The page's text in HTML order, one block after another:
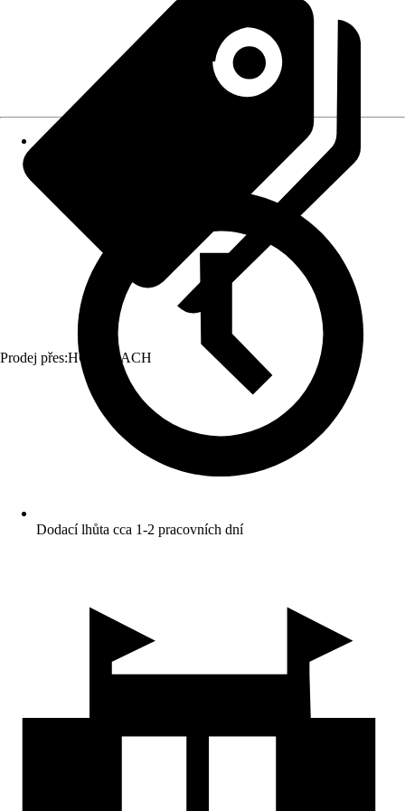
Prodej přes:HORNBACH
Dodací lhůta cca 1-2 pracovních dní